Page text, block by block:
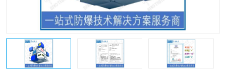
防爆电气检测机构 防爆合格证代理机构